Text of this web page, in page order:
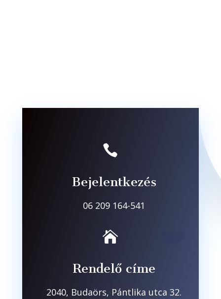

Bejelentkezés
06 209 164-541

Rendelő címe
2040, Budaörs, Pántlika utca 32.